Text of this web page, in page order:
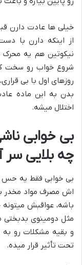
خیلی ها عادت دارن
از اینکه دارن با
نیکوتین هم یه محرک
شروع خواب رو سخت
روزهای اول با بی
بدن به این ماده
اختلال میشه.
بی خوابی
چه بلایی سر
بی خوابی فقط یه
اش مصرف مواد مخدر
باشه، عواقبش
مثل دومینوی بدبختی
و بقیه مشکلات رو به
تحت تأثیر قرار میده.